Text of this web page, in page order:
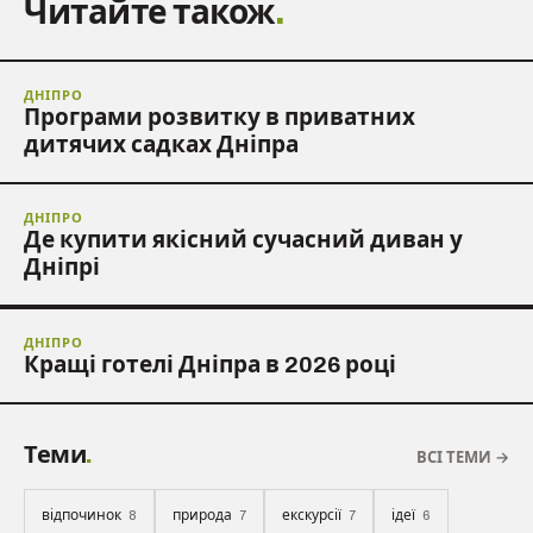
Читайте також.
ДНІПРО
Програми розвитку в приватних
дитячих садках Дніпра
ДНІПРО
Де купити якісний сучасний диван у
Дніпрі
ДНІПРО
Кращі готелі Дніпра в 2026 році
Теми. ВСІ ТЕМИ →
відпочинок 8 природа 7 екскурсії 7 ідеї 6